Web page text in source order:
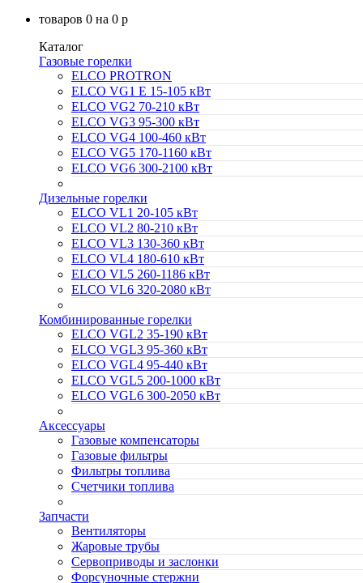
товаров 0 на 0 p
Каталог
Газовые горелки
ELCO PROTRON
ELCO VG1 E 15-105 кВт
ELCO VG2 70-210 кВт
ELCO VG3 95-300 кВт
ELCO VG4 100-460 кВт
ELCO VG5 170-1160 кВт
ELCO VG6 300-2100 кВт
Дизельные горелки
ELCO VL1 20-105 кВт
ELCO VL2 80-210 кВт
ELCO VL3 130-360 кВт
ELCO VL4 180-610 кВт
ELCO VL5 260-1186 кВт
ELCO VL6 320-2080 кВт
Комбинированные горелки
ELCO VGL2 35-190 кВт
ELCO VGL3 95-360 кВт
ELCO VGL4 95-440 кВт
ELCO VGL5 200-1000 кВт
ELCO VGL6 300-2050 кВт
Аксессуары
Газовые компенсаторы
Газовые фильтры
Фильтры топлива
Счетчики топлива
Запчасти
Вентиляторы
Жаровые трубы
Сервоприводы и заслонки
Форсуночные стержни